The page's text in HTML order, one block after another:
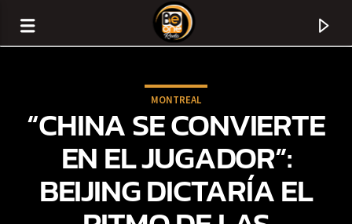
MONTREAL
“CHINA SE CONVIERTE
EN EL JUGADOR”:
BEIJING DICTARÍA EL